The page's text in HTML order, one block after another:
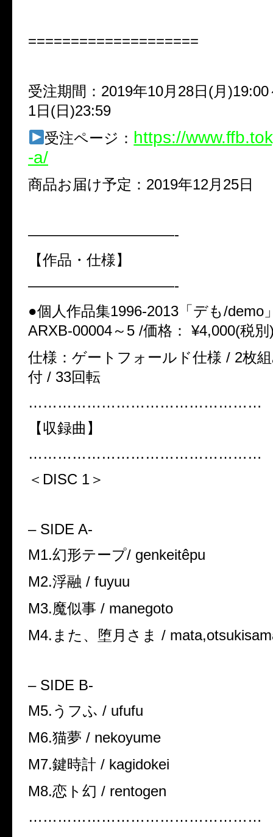
====================
受注期間：2019年10月28日(月
1日(日)23:59
受注ページ： https://
-a/
商品お届け予定：2019年12月25日
——————————-
【作品・仕様】
——————————-
●個人作品集1996-2013「デも/demo
ARXB-00004～5 /価格： ¥4,000(税別
仕様：ゲートフォールド仕様 / 2枚
付 / 33回転
…………………………………………
【収録曲】
…………………………………………
＜DISC 1＞
– SIDE A-
M1.幻形テープ/ genkeitêpu
M2.浮融 / fuyuu
M3.魔似事 / manegoto
M4.また、堕月さま /
– SIDE B-
M5.うフふ / ufufu
M6.猫夢 / nekoyume
M7.鍵時計 / kagidokei
M8.恋ト幻 / rentogen
…………………………………………